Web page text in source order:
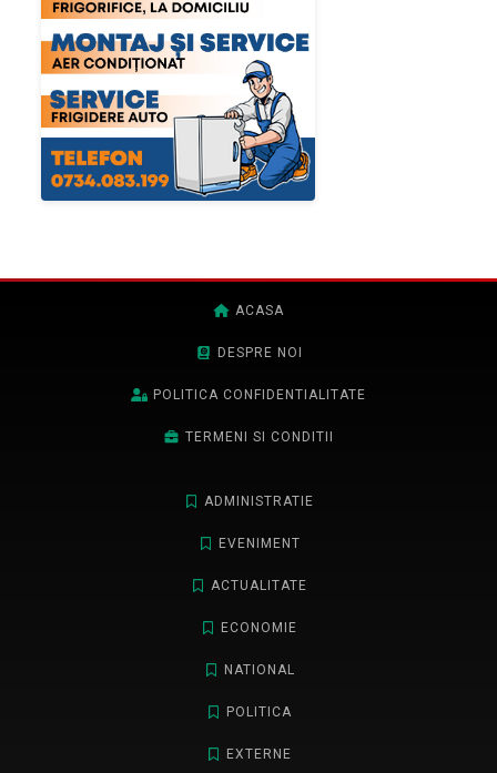
ACASA
DESPRE NOI
POLITICA CONFIDENTIALITATE
TERMENI SI CONDITII
ADMINISTRATIE
EVENIMENT
ACTUALITATE
ECONOMIE
NATIONAL
POLITICA
EXTERNE